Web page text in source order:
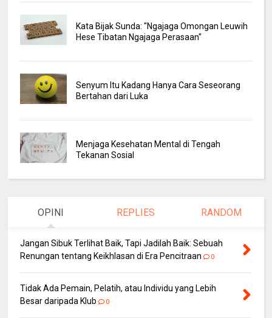
Kata Bijak Sunda: "Ngajaga Omongan Leuwih
Hese Tibatan Ngajaga Perasaan"
Senyum Itu Kadang Hanya Cara Seseorang
Bertahan dari Luka
Menjaga Kesehatan Mental di Tengah
Tekanan Sosial
OPINI REPLIES RANDOM
Jangan Sibuk Terlihat Baik, Tapi Jadilah Baik: Sebuah
Renungan tentang Keikhlasan di Era Pencitraan
0
Tidak Ada Pemain, Pelatih, atau Individu yang Lebih
Besar daripada Klub
0